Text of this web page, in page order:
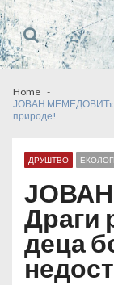
Skip
to
navigation
Skip
to
content
Home
ЈОВАН МЕМЕДОВИЋ:
природе!
ДРУШТВО
Драги
деца